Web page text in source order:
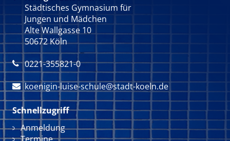
Städtisches Gymnasium für
Jungen und Mädchen
Alte Wallgasse 10
50672 Köln
 0221-355821-0
 koenigin-luise-schule@stadt-koeln.de
Schnellzugriff
Navigation überspringen
Anmeldung